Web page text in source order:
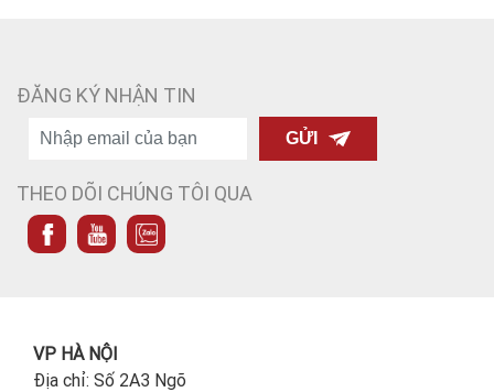
ĐĂNG KÝ NHẬN TIN
GỬI
THEO DÕI CHÚNG TÔI QUA
VP HÀ NỘI
Địa chỉ: Số 2A3 Ngõ